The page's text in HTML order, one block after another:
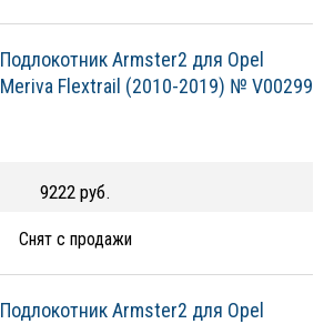
Подлокотник Armster2 для Opel
Meriva Flextrail (2010-2019) № V00299
9222 руб.
Снят с продажи
Подлокотник Armster2 для Opel